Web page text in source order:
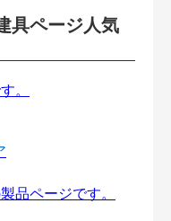
具ページ人気